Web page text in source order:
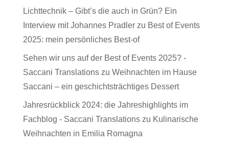
Lichttechnik – Gibt’s die auch in Grün? Ein
Interview mit Johannes Pradlerzu Best of Events
2025: mein persönliches Best-of
Sehen wir uns auf der Best of Events 2025? -
Saccani Translationszu Weihnachten im Hause
Saccani – ein geschichtsträchtiges Dessert
Jahresrückblick 2024: die Jahreshighlights im
Fachblog - Saccani Translationszu Kulinarische
Weihnachten in Emilia Romagna